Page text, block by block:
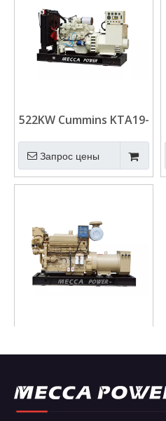
522KW Cummins KTA19-
M4 Судовой дизель-
генератор CCS/IMO
Запрос цены
M3 Судовой дизель-